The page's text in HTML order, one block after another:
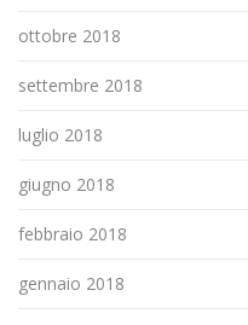
ottobre 2018
settembre 2018
luglio 2018
giugno 2018
febbraio 2018
gennaio 2018